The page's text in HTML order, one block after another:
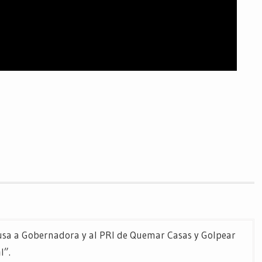
a Gobernadora y al PRI de Quemar Casas y Golpear